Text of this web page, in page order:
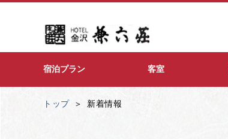
宿泊プラン 客室
トップ 新着情報